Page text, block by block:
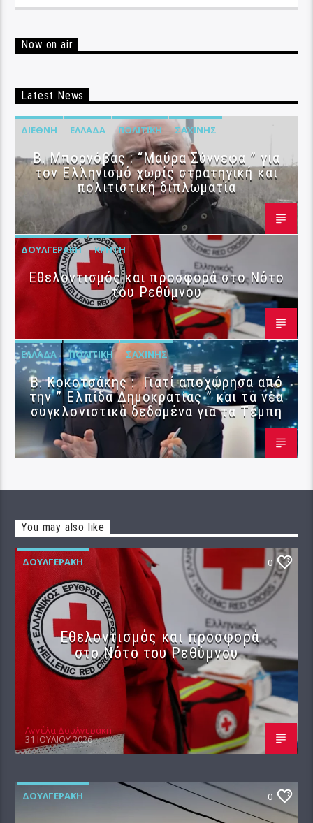
Now on air
Latest News
ΔΙΕΘΝΉ ΕΛΛΆΔΑ ΠΟΛΙΤΙΚΉ ΣΑΧΊΝΗΣ
B. Μπορνόβας : “Μαύρα Σύννεφα ” για
τον Ελληνισμό χωρίς στρατηγική και
πολιτιστική διπλωματία
ΔΟΥΛΓΕΡΆΚΗ ΚΡΉΤΗ
Εθελοντισμός και προσφορά στο Νότο
του Ρεθύμνου
ΕΛΛΆΔΑ ΠΟΛΙΤΙΚΉ ΣΑΧΊΝΗΣ
Β. Κοκοτσάκης : Γιατί αποχώρησα από
την ” Ελπίδα Δημοκρατίας ” και τα νέα
συγκλονιστικά δεδομένα για τα Τέμπη
You may also like
ΔΟΥΛΓΕΡΆΚΗ 0
Εθελοντισμός και προσφορά
στο Νότο του Ρεθύμνου
Αγγέλα Δουλγεράκη
31 ΙΟΥΛΊΟΥ 2026
ΔΟΥΛΓΕΡΆΚΗ 0